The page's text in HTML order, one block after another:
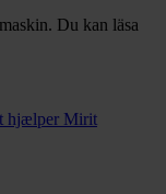
Du kan läsa